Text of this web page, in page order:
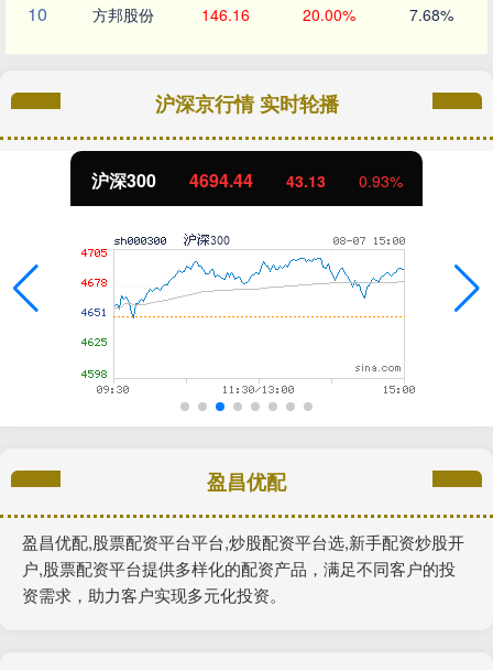
10 方邦股份 146.16 20.00% 7.68%
沪深京行情 实时轮播
沪深300 4694.44 43.13 0.93%
盈昌优配
盈昌优配,股票配资平台平台,炒股配资平台选,新手配资炒股开
户,股票配资平台提供多样化的配资产品，满足不同客户的投
资需求，助力客户实现多元化投资。